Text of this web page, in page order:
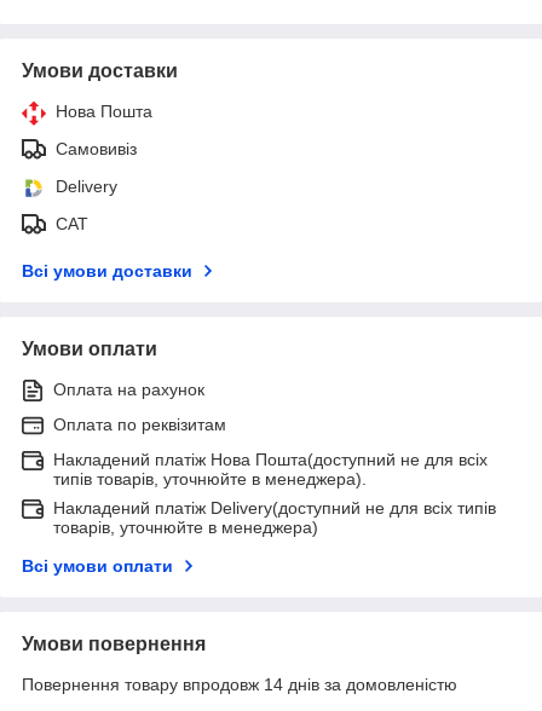
Умови доставки
Нова Пошта
Самовивіз
Delivery
САТ
Всі умови доставки
Умови оплати
Оплата на рахунок
Оплата по реквізитам
Накладений платіж Нова Пошта(доступний не для всіх
типів товарів, уточнюйте в менеджера).
Накладений платіж Delivery(доступний не для всіх типів
товарів, уточнюйте в менеджера)
Всі умови оплати
Умови повернення
Повернення товару впродовж 14 днів за домовленістю